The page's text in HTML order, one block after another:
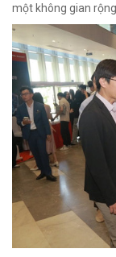
một không gian